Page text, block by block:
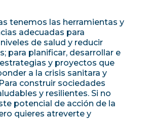
tenemos las herramientas y
adecuadas para
de salud y reducir
para planificar, desarrollar e
y proyectos que
a la crisis sanitara y
construir sociedades
y resilientes. Si no
potencial de acción de la
quieres atreverte y